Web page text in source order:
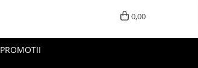
0,00
PROMOTII